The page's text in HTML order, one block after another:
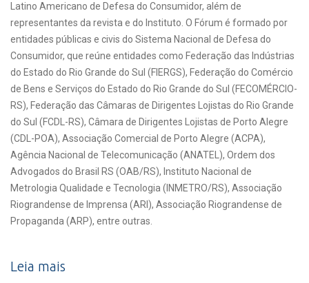
Latino Americano de Defesa do Consumidor, além de
representantes da revista e do Instituto. O Fórum é formado por
entidades públicas e civis do Sistema Nacional de Defesa do
Consumidor, que reúne entidades como Federação das Indústrias
do Estado do Rio Grande do Sul (FIERGS), Federação do Comércio
de Bens e Serviços do Estado do Rio Grande do Sul (FECOMÉRCIO-
RS), Federação das Câmaras de Dirigentes Lojistas do Rio Grande
do Sul (FCDL-RS), Câmara de Dirigentes Lojistas de Porto Alegre
(CDL-POA), Associação Comercial de Porto Alegre (ACPA),
Agência Nacional de Telecomunicação (ANATEL), Ordem dos
Advogados do Brasil RS (OAB/RS), Instituto Nacional de
Metrologia Qualidade e Tecnologia (INMETRO/RS), Associação
Riograndense de Imprensa (ARI), Associação Riograndense de
Propaganda (ARP), entre outras.
Leia mais